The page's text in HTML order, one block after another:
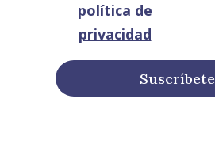
política de
privacidad
Suscríbete